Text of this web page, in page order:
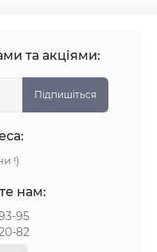
та акціями:
Підпишіться
!)
нам:
95
82